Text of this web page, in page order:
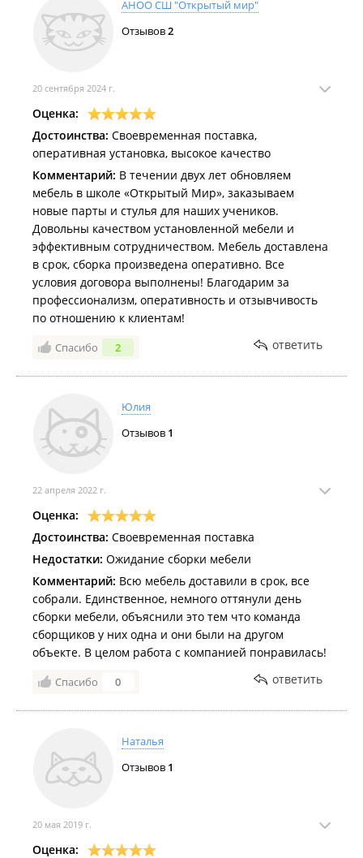
Директор ГК «Теремок»
Васильев А.Н
АНОО СШ "Открытый мир"
Отзывов2
20 сентября 2024 г.
Оценка:
Достоинства: Своевременная поставка,
оперативная установка, высокое качество
Комментарий: В течении двух лет обновляем
мебель в школе «Открытый Мир», заказываем
новые парты и стулья для наших учеников.
Довольны качеством установленной мебели и
эффективным сотрудничеством. Мебель доставлена
в срок, сборка произведена оперативно. Все
условия договора выполнены! Благодарим за
профессионализм, оперативность и отзывчивость
по отношению к клиентам!
Спасибо 2 ответить
Юлия
Отзывов 1
22 апреля 2022 г.
Оценка:
Достоинства: Своевременная поставка
Недостатки: Ожидание сборки мебели
Комментарий: Всю мебель доставили в срок, все
собрали. Единственное, немного оттянули день
сборки мебели, объяснили это тем что команда
сборщиков у них одна и они были на другом
объекте. В целом работа с компанией понравилась!
Спасибо 0 ответить
Наталья
Отзывов 1
20 мая 2019 г.
Оценка: